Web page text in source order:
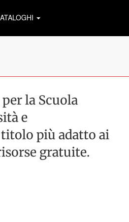
la Scuola
e
più adatto ai
gratuite.